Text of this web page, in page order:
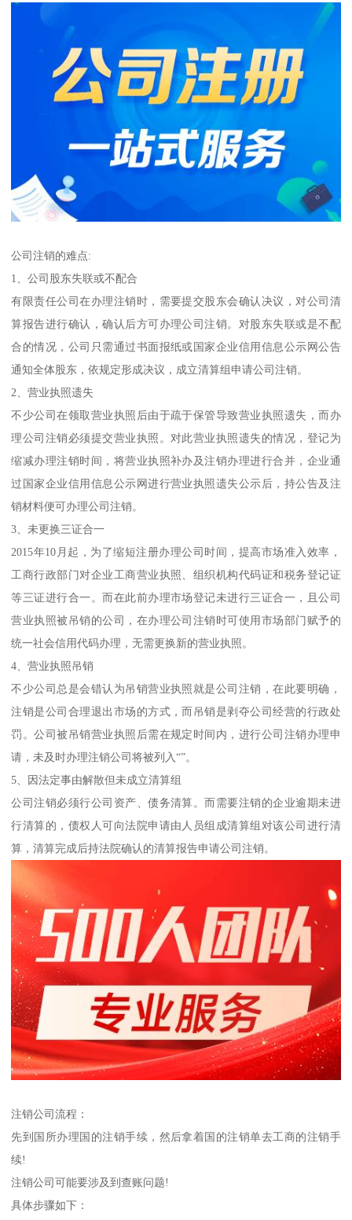
公司注销的难点:
1、公司股东失联或不配合
有限责任公司在办理注销时，需要提交股东会确认决议，对公司清
算报告进行确认，确认后方可办理公司注销。对股东失联或是不配
合的情况，公司只需通过书面报纸或国家企业信用信息公示网公告
通知全体股东，依规定形成决议，成立清算组申请公司注销。
2、营业执照遗失
不少公司在领取营业执照后由于疏于保管导致营业执照遗失，而办
理公司注销必须提交营业执照。对此营业执照遗失的情况，登记为
缩减办理注销时间，将营业执照补办及注销办理进行合并，企业通
过国家企业信用信息公示网进行营业执照遗失公示后，持公告及注
销材料便可办理公司注销。
3、未更换三证合一
2015年10月起，为了缩短注册办理公司时间，提高市场准入效率，
工商行政部门对企业工商营业执照、组织机构代码证和税务登记证
等三证进行合一。而在此前办理市场登记未进行三证合一，且公司
营业执照被吊销的公司，在办理公司注销时可使用市场部门赋予的
统一社会信用代码办理，无需更换新的营业执照。
4、营业执照吊销
不少公司总是会错认为吊销营业执照就是公司注销，在此要明确，
注销是公司合理退出市场的方式，而吊销是剥夺公司经营的行政处
罚。公司被吊销营业执照后需在规定时间内，进行公司注销办理申
请，未及时办理注销公司将被列入“”。
5、因法定事由解散但未成立清算组
公司注销必须行公司资产、债务清算。而需要注销的企业逾期未进
行清算的，债权人可向法院申请由人员组成清算组对该公司进行清
算，清算完成后持法院确认的清算报告申请公司注销。
注销公司流程：
先到国所办理国的注销手续，然后拿着国的注销单去工商的注销手
续!
注销公司可能要涉及到查账问题!
具体步骤如下：